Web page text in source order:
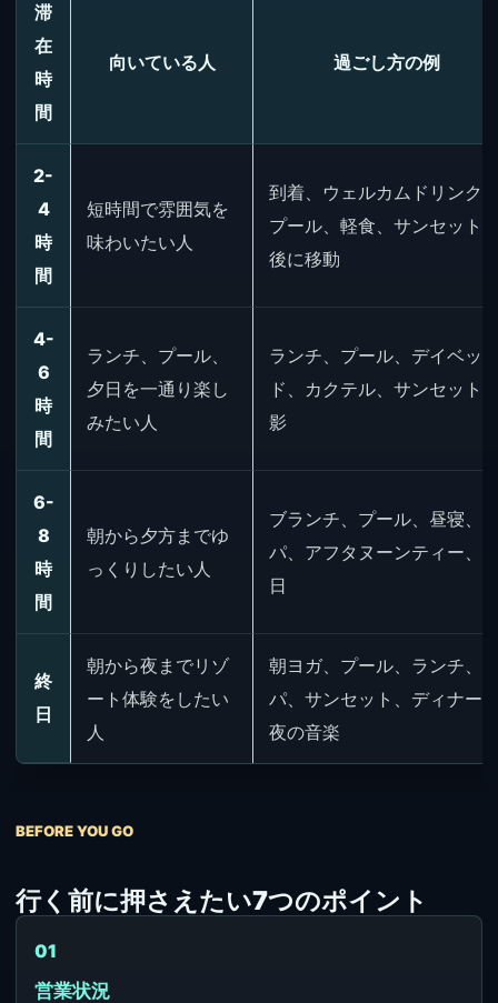
滞
在
時
間
向いている人 過ごし方の例
2-
4
時
間
短時間で雰囲気を
味わいたい人
到着、ウェルカムドリンク
プール、軽食、サンセット
後に移動
4-
6
時
間
ランチ、プール、
夕日を一通り楽し
みたい人
ランチ、プール、デイベッ
ド、カクテル、サンセット
影
6-
8
時
間
朝から夕方までゆ
っくりしたい人
ブランチ、プール、昼寝、
パ、アフタヌーンティー、
日
終
日
朝から夜までリゾ
ート体験をしたい
人
朝ヨガ、プール、ランチ、
パ、サンセット、ディナー
夜の音楽
BEFORE YOU GO
行く前に押さえたい7つのポイント
01
営業状況